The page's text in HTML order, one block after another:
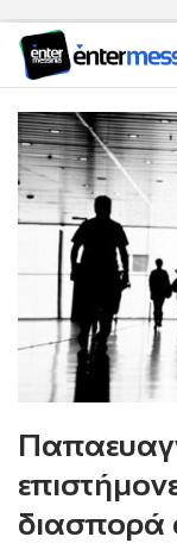
διασπορά